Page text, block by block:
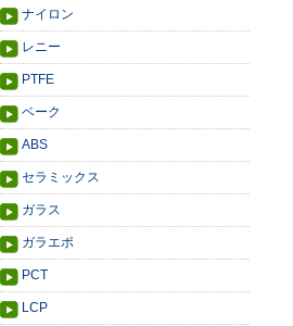
ナイロン
レニー
PTFE
ベーク
ABS
セラミックス
ガラス
ガラエポ
PCT
LCP